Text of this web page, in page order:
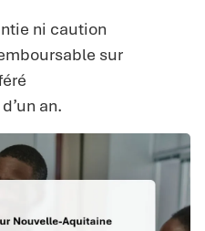
ni caution
sur
an.